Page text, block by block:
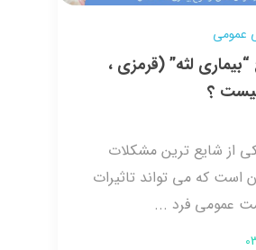
عمومی
“بیماری لثه” (قرمزی ،
؟
از شایع ترین مشکلات
است که می تواند تاثیرات
عمومی فرد ...